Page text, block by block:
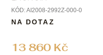
KÓD:AI2008-2992Z-000-0
13 860 Kč
NA DOTAZ